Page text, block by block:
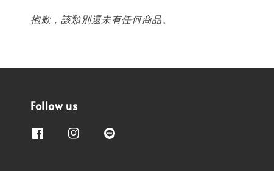
抱歉，該類別還未有任何商品。
Follow us